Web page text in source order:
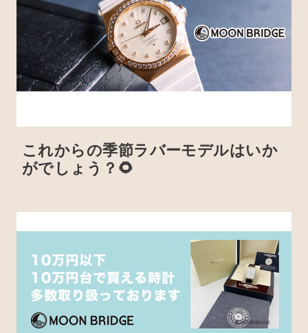
これからの季節ラバーモデルはいか
がでしょう？🌻